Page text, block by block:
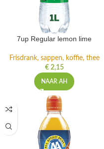
7up Regular lemon lime
Frisdrank, sappen, koffie, thee
€2,15
NAAR AH